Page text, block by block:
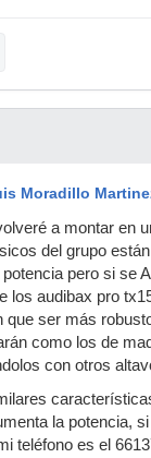
Moradillo
a montar en
del grupo
pero si se
los audibax pro
que ser más
como los de
con otros
la potencia,
teléfono es el